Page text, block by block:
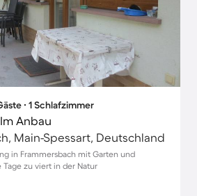
∙ 1 Schlafzimmer
Anbau
Main-Spessart, Deutschland
in Frammersbach mit Garten und
Tage zu viert in der Natur